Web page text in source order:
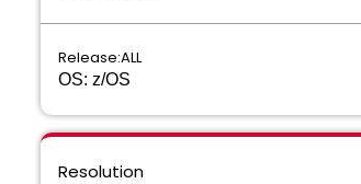
Release:ALL
OS: z/OS
Resolution